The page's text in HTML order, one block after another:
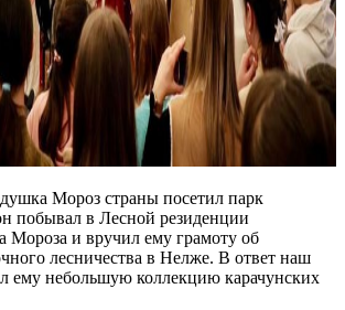
Мороз страны посетил парк
побывал в Лесной резиденции
Мороза и вручил ему грамоту об
лесничества в Нелже. В ответ наш
ему небольшую коллекцию карачунских